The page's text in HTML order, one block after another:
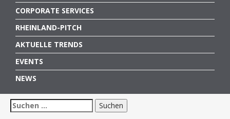
CORPORATE SERVICES
RHEINLAND-PITCH
AKTUELLE TRENDS
EVENTS
NEWS
Suchen
nach: